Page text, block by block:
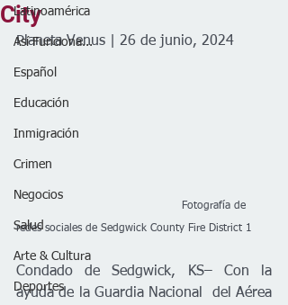
Latinoamérica
Así Funciona...
Español
Educación
Inmigración
Crimen
Negocios
Salud
Arte & Cultura
Deportes
City
Planeta Venus | 26 de junio, 2024
redes sociales de Sedgwick County Fire District 1
Condado de Sedgwick, KS– Con la
ayuda de la Guardia Nacional  del Aérea